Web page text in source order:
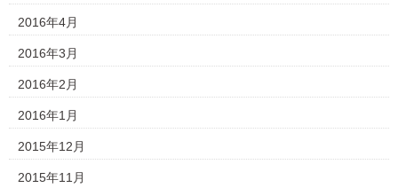
2016年4月
2016年3月
2016年2月
2016年1月
2015年12月
2015年11月